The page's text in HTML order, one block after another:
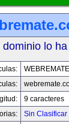
lo
9 caracteres
Sin Clasificar